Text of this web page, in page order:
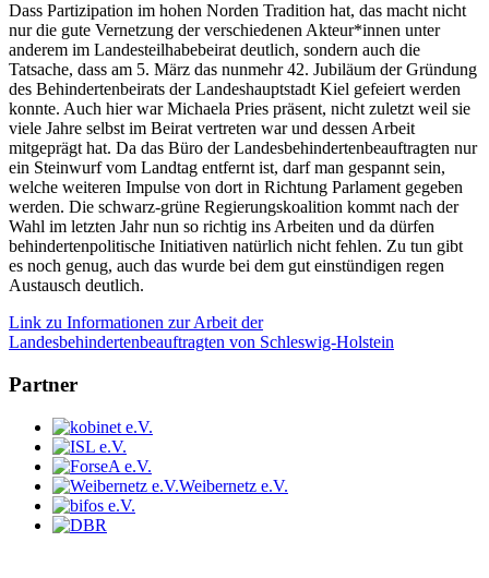
Dass Partizipation im hohen Norden Tradition hat, das macht nicht
nur die gute Vernetzung der verschiedenen Akteur*innen unter
anderem im Landesteilhabebeirat deutlich, sondern auch die
Tatsache, dass am 5. März das nunmehr 42. Jubiläum der Gründung
des Behindertenbeirats der Landeshauptstadt Kiel gefeiert werden
konnte. Auch hier war Michaela Pries präsent, nicht zuletzt weil sie
viele Jahre selbst im Beirat vertreten war und dessen Arbeit
mitgeprägt hat. Da das Büro der Landesbehindertenbeauftragten nur
ein Steinwurf vom Landtag entfernt ist, darf man gespannt sein,
welche weiteren Impulse von dort in Richtung Parlament gegeben
werden. Die schwarz-grüne Regierungskoalition kommt nach der
Wahl im letzten Jahr nun so richtig ins Arbeiten und da dürfen
behindertenpolitische Initiativen natürlich nicht fehlen. Zu tun gibt
es noch genug, auch das wurde bei dem gut einstündigen regen
Austausch deutlich.
Link zu Informationen zur Arbeit der
Landesbehindertenbeauftragten von Schleswig-Holstein
Partner
Weibernetz e.V.